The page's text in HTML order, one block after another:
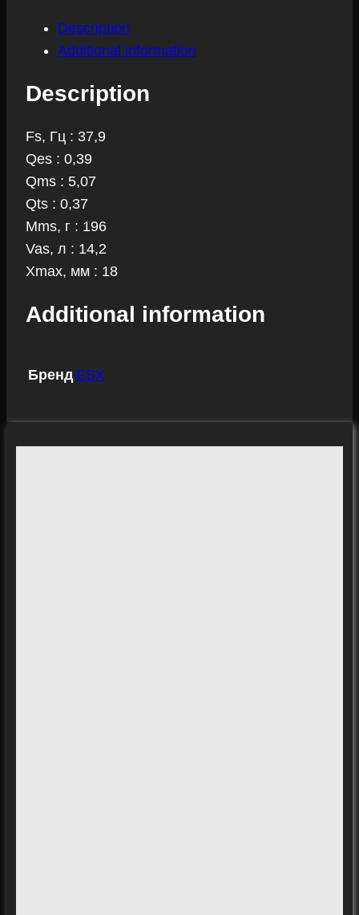
Description
Additional information
Description
Fs, Гц : 37,9
Qes : 0,39
Qms : 5,07
Qts : 0,37
Mms, г : 196
Vas, л : 14,2
Xmax, мм : 18
Additional information
Бренд ESX